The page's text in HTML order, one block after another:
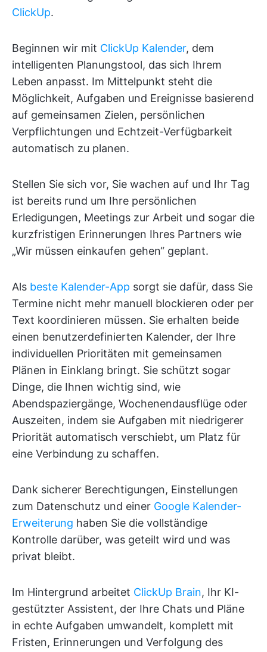
ClickUp.
Beginnen wir mit ClickUp Kalender, dem
intelligenten Planungstool, das sich Ihrem
Leben anpasst. Im Mittelpunkt steht die
Möglichkeit, Aufgaben und Ereignisse basierend
auf gemeinsamen Zielen, persönlichen
Verpflichtungen und Echtzeit-Verfügbarkeit
automatisch zu planen.
Stellen Sie sich vor, Sie wachen auf und Ihr Tag
ist bereits rund um Ihre persönlichen
Erledigungen, Meetings zur Arbeit und sogar die
kurzfristigen Erinnerungen Ihres Partners wie
„Wir müssen einkaufen gehen“ geplant.
Als beste Kalender-App sorgt sie dafür, dass Sie
Termine nicht mehr manuell blockieren oder per
Text koordinieren müssen. Sie erhalten beide
einen benutzerdefinierten Kalender, der Ihre
individuellen Prioritäten mit gemeinsamen
Plänen in Einklang bringt. Sie schützt sogar
Dinge, die Ihnen wichtig sind, wie
Abendspaziergänge, Wochenendausflüge oder
Auszeiten, indem sie Aufgaben mit niedrigerer
Priorität automatisch verschiebt, um Platz für
eine Verbindung zu schaffen.
Dank sicherer Berechtigungen, Einstellungen
zum Datenschutz und einer Google Kalender-
Erweiterung haben Sie die vollständige
Kontrolle darüber, was geteilt wird und was
privat bleibt.
Im Hintergrund arbeitet ClickUp Brain, Ihr KI-
gestützter Assistent, der Ihre Chats und Pläne
in echte Aufgaben umwandelt, komplett mit
Fristen, Erinnerungen und Verfolgung des